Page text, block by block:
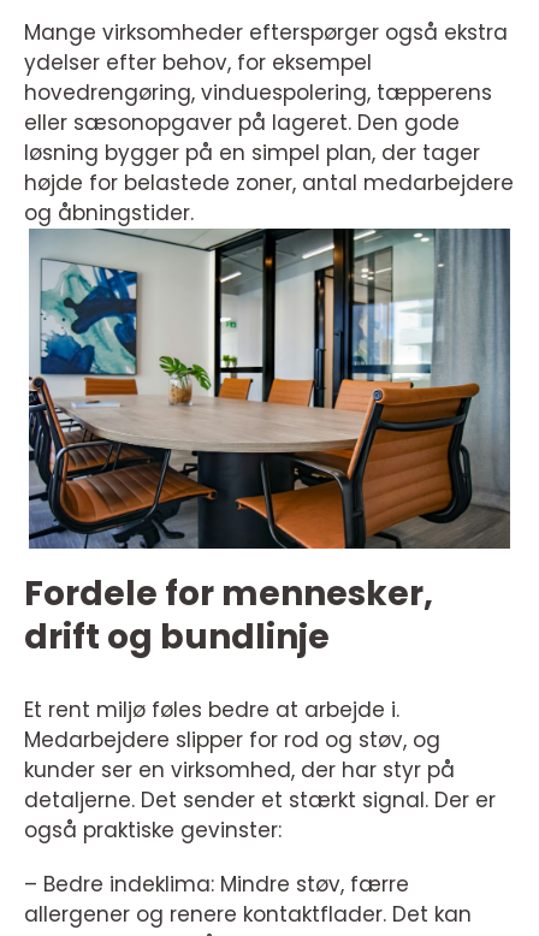
Mange virksomheder efterspørger også ekstra
ydelser efter behov, for eksempel
hovedrengøring, vinduespolering, tæpperens
eller sæsonopgaver på lageret. Den gode
løsning bygger på en simpel plan, der tager
højde for belastede zoner, antal medarbejdere
og åbningstider.
Fordele for mennesker,
drift og bundlinje
Et rent miljø føles bedre at arbejde i.
Medarbejdere slipper for rod og støv, og
kunder ser en virksomhed, der har styr på
detaljerne. Det sender et stærkt signal. Der er
også praktiske gevinster:
– Bedre indeklima: Mindre støv, færre
allergener og renere kontaktflader. Det kan